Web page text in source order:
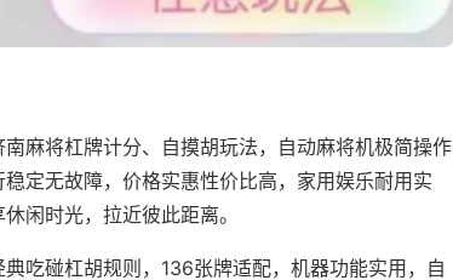
南麻将杠牌计分、自摸胡玩法，自动麻将机极简操作
定无故障，价格实惠性价比高，家用娱乐耐用实
闲时光，拉近彼此距离。
吃碰杠胡规则，136张牌适配，机器功能实用，自